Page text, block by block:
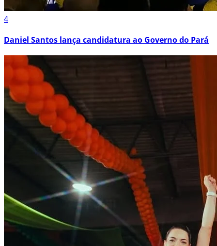
4
Daniel Santos lança candidatura ao Governo do Pará